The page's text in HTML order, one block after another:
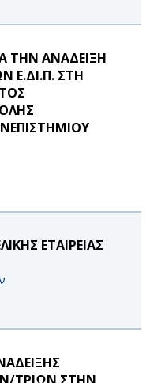
ΤΗΝ ΑΝΑΔΕΙΞΗ
Ε.ΔΙ.Π. ΣΤΗ
ΕΤΑΙΡΕΙΑΣ